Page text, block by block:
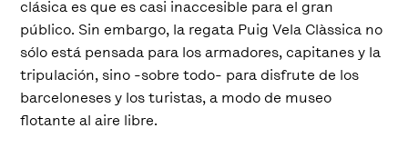
clásica es que es casi inaccesible para el gran
público. Sin embargo, la regata Puig Vela Clàssica no
sólo está pensada para los armadores, capitanes y la
tripulación, sino -sobre todo- para disfrute de los
barceloneses y los turistas, a modo de museo
flotante al aire libre.